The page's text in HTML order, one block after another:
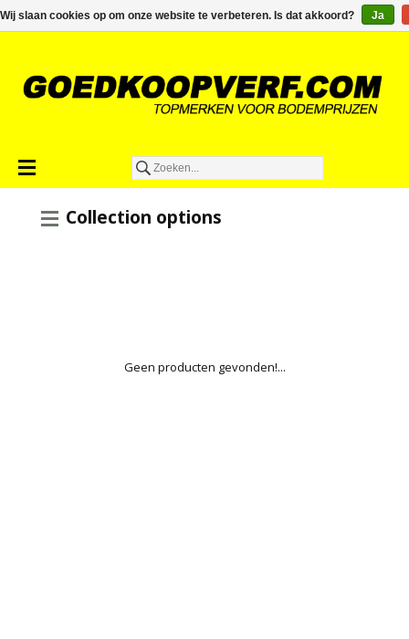
€0,00
Collection options
Geen producten gevonden!...
Wij slaan cookies op om onze website te verbeteren. Is dat akkoord? Ja